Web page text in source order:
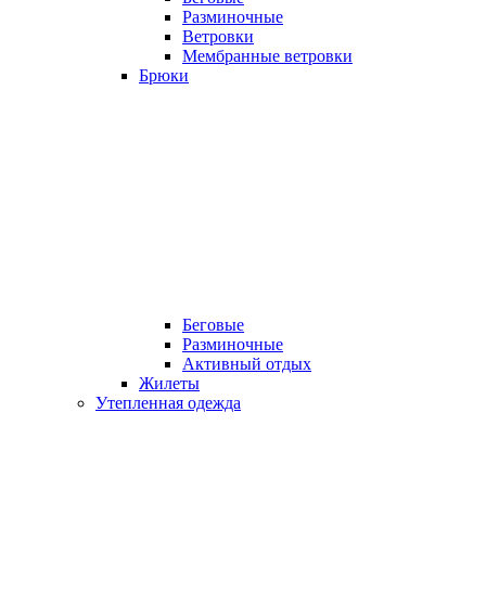
Разминочные
Ветровки
Мембранные ветровки
Брюки
Беговые
Разминочные
Активный отдых
Жилеты
Утепленная одежда